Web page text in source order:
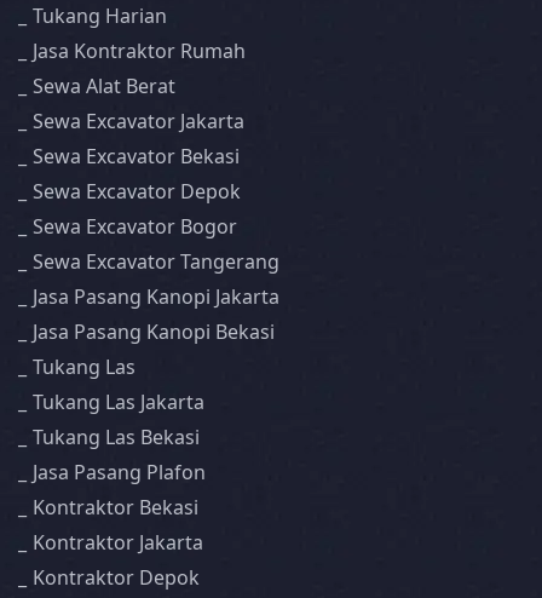
Tukang Harian
Jasa Kontraktor Rumah
Sewa Alat Berat
Sewa Excavator Jakarta
Sewa Excavator Bekasi
Sewa Excavator Depok
Sewa Excavator Bogor
Sewa Excavator Tangerang
Jasa Pasang Kanopi Jakarta
Jasa Pasang Kanopi Bekasi
Tukang Las
Tukang Las Jakarta
Tukang Las Bekasi
Jasa Pasang Plafon
Kontraktor Bekasi
Kontraktor Jakarta
Kontraktor Depok